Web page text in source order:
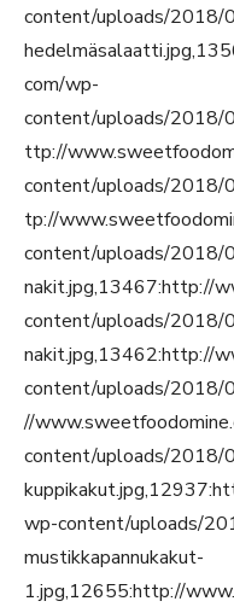
content/uploads/2018/
com/wp-
content/uploads/2018/
ttp://
content/uploads/2018/
tp://
content/uploads/2018/
nakit.jpg,13467:http://
content/uploads/
nakit.jpg,13462:http://
content/uploads/2018/
//
content/uploads/2018/
wp-content/uploads/
mustikkapannukakut-
1.jpg,12655:http://